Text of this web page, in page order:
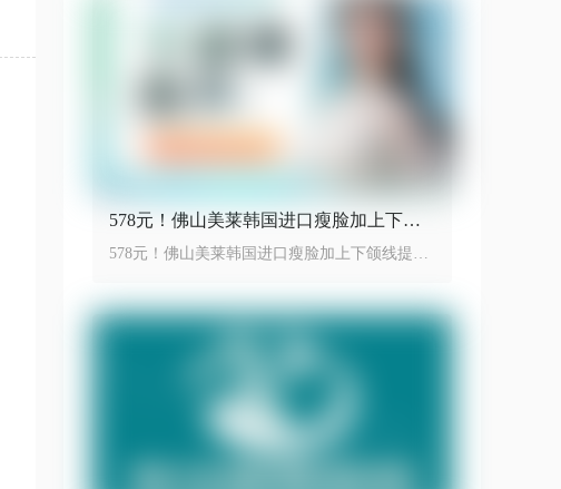
578元！佛山美莱韩国进口瘦脸加上下颌
线提升性价比之王
578元！佛山美莱韩国进口瘦脸加上下颌线提升